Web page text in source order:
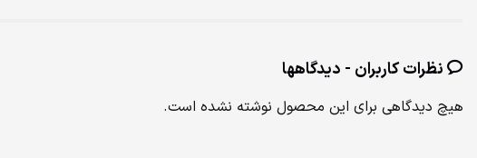
نظرات کاربران - دیدگاهها
هیچ دیدگاهی برای این محصول نوشته نشده است.